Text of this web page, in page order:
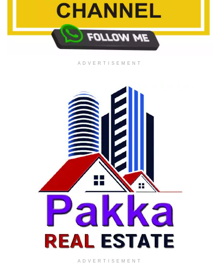
ADVERTISEMENT
ADVERTISEMENT